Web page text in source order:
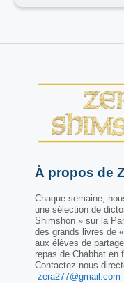
À propos de
Chaque semaine,
une sélection de
Shimshon » sur la
des grands livres de
aux élèves de
repas de Chabbat en
Contactez-nous
zera277@gmail.com